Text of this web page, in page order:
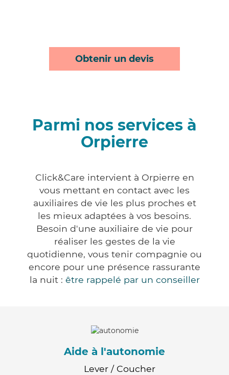
Obtenir un devis
Parmi nos services à
Orpierre
Click&Care intervient à Orpierre en
vous mettant en contact avec les
auxiliaires de vie les plus proches et
les mieux adaptées à vos besoins.
Besoin d'une auxiliaire de vie pour
réaliser les gestes de la vie
quotidienne, vous tenir compagnie ou
encore pour une présence rassurante
la nuit : être rappelé par un conseiller
Aide à l'autonomie
Lever / Coucher